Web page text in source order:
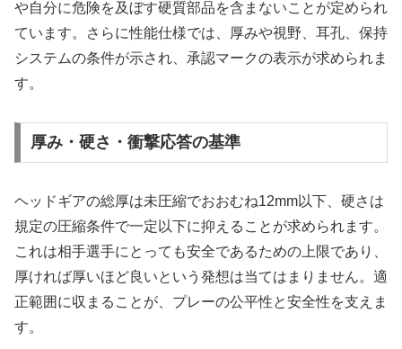
や自分に危険を及ぼす硬質部品を含まないことが定められ
ています。さらに性能仕様では、厚みや視野、耳孔、保持
システムの条件が示され、承認マークの表示が求められま
す。
厚み・硬さ・衝撃応答の基準
ヘッドギアの総厚は未圧縮でおおむね12mm以下、硬さは
規定の圧縮条件で一定以下に抑えることが求められます。
これは相手選手にとっても安全であるための上限であり、
厚ければ厚いほど良いという発想は当てはまりません。適
正範囲に収まることが、プレーの公平性と安全性を支えま
す。